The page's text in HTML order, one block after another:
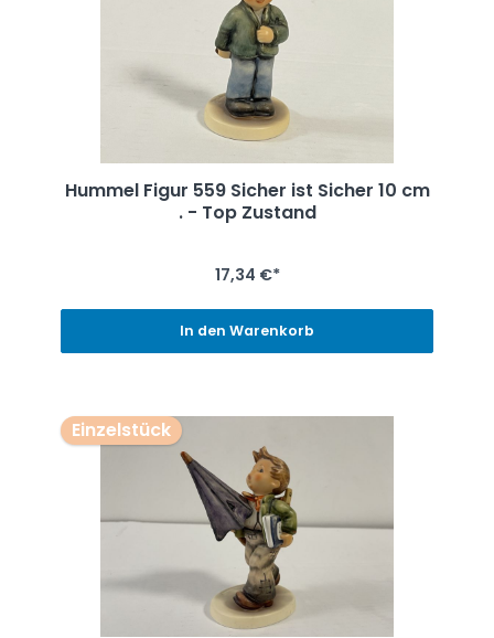
Hummel Figur 559 Sicher ist Sicher 10 cm
. - Top Zustand
17,34 €*
In den Warenkorb
Einzelstück